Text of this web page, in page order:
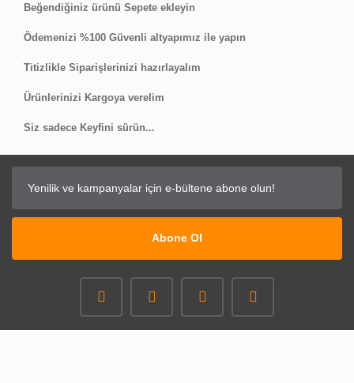
Beğendiğiniz ürünü Sepete ekleyin
Ödemenizi %100 Güvenli altyapımız ile yapın
Titizlikle Siparişlerinizi hazırlayalım
Ürünlerinizi Kargoya verelim
Siz sadece Keyfini sürün...
Abone Ol